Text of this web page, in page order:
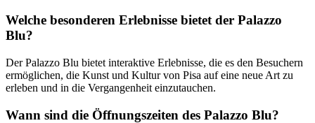
Welche besonderen Erlebnisse bietet der Palazzo
Blu?
Der Palazzo Blu bietet interaktive Erlebnisse, die es den Besuchern
ermöglichen, die Kunst und Kultur von Pisa auf eine neue Art zu
erleben und in die Vergangenheit einzutauchen.
Wann sind die Öffnungszeiten des Palazzo Blu?